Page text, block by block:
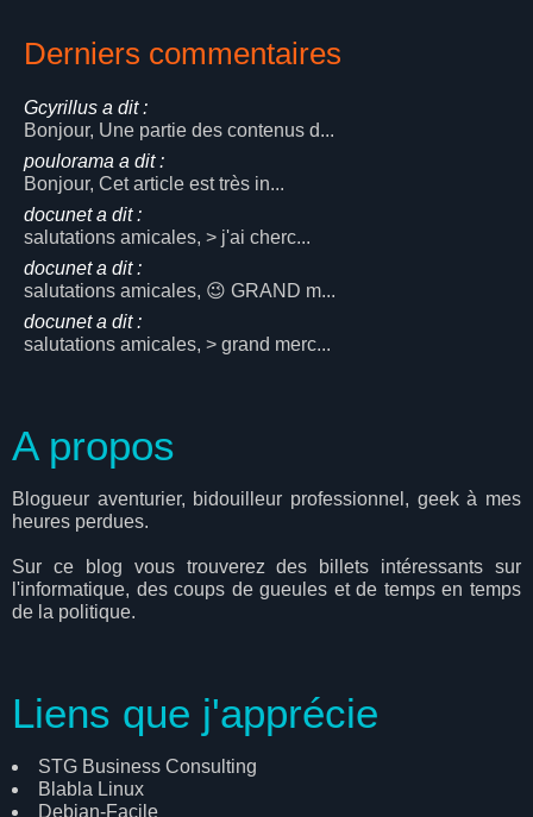
Derniers commentaires
Gcyrillus a dit :
Bonjour, Une partie des contenus d...
poulorama a dit :
Bonjour, Cet article est très in...
docunet a dit :
salutations amicales, > j'ai cherc...
docunet a dit :
salutations amicales, 😉 GRAND m...
docunet a dit :
salutations amicales, > grand merc...
A propos
Blogueur aventurier, bidouilleur professionnel, geek à mes
heures perdues.
Sur ce blog vous trouverez des billets intéressants sur
l'informatique, des coups de gueules et de temps en temps
de la politique.
Liens que j'apprécie
STG Business Consulting
Blabla Linux
Debian-Facile